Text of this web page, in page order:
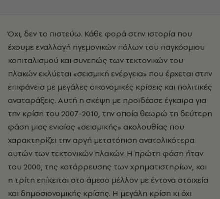
Όχι, δεν το πιστεύω. Κάθε φορά στην ιστορία που
έχουμε εναλλαγή ηγεμονικών πόλων του παγκόσμιου
καπιταλισμού και συνεπώς των τεκτονικών του
πλακών εκλύεται «σεισμική ενέργεια» που έρχεται στην
επιφάνεια με μεγάλες οικονομικές κρίσεις και πολιτικές
αναταράξεις. Αυτή η σκέψη με προϊδέασε έγκαιρα για
την κρίση του 2007-2010, την οποία θεωρώ τη δεύτερη
φάση μιας ενιαίας «σεισμικής» ακολουθίας που
χαρακτηρίζει την αργή μετατόπιση ανατολικότερα
αυτών των τεκτονικών πλακών. Η πρώτη φάση ήταν
του 2000, της κατάρρευσης των χρηματιστηρίων, και
η τρίτη επίκειται στο άμεσο μέλλον με έντονα στοιχεία
και δημοσιονομικής κρίσης. Η μεγάλη κρίση κι όχι